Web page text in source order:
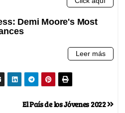
El País de los Jóvenes 2022